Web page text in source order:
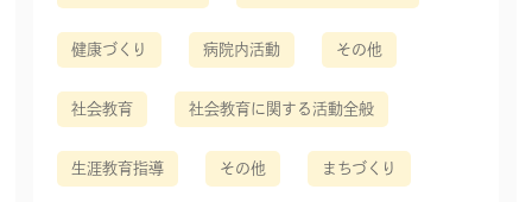
健康づくり 病院内活動 その他
社会教育 社会教育に関する活動全般
生涯教育指導 その他 まちづくり